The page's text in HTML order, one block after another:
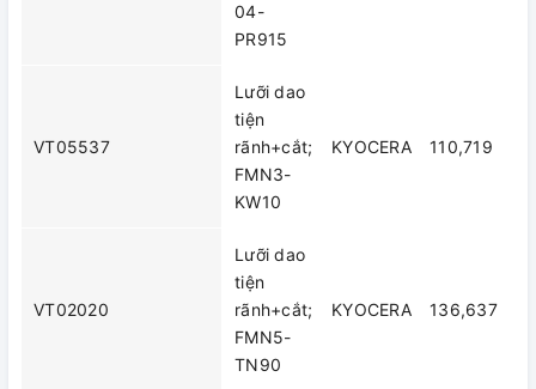
04-
PR915
VT05537
Lưỡi dao
tiện
rãnh+cắt;
FMN3-
KW10
KYOCERA 110,719
VT02020
Lưỡi dao
tiện
rãnh+cắt;
FMN5-
TN90
KYOCERA 136,637